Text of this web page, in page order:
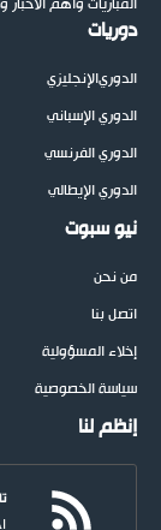
دوريات
الدوريالإنجليزي
الدوري الإسباني
الدوري الفرنسي
الدوري الإيطالي
نيو سبوت
من نحن
اتصل بنا
إخلاء المسؤولية
سياسة الخصوصية
إنظم لنا